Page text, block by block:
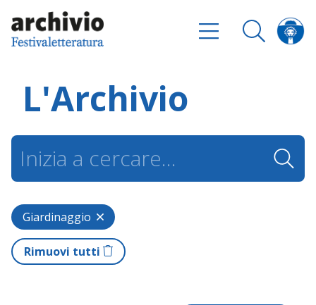
L'Archivio
Giardinaggio
Rimuovi tutti